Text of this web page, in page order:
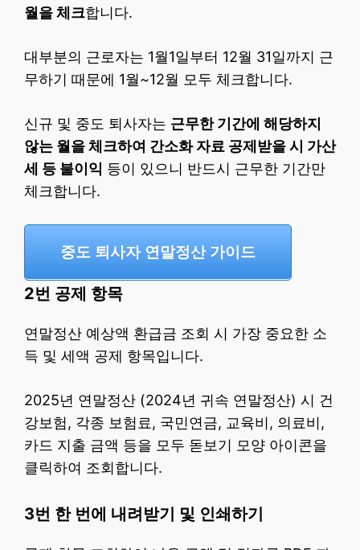
월을 체크합니다.
대부분의 근로자는 1월1일부터 12월 31일까지 근
무하기 때문에 1월~12월 모두 체크합니다.
신규 및 중도 퇴사자는 근무한 기간에 해당하지
않는 월을 체크하여 간소화 자료 공제받을 시 가산
세 등 불이익 등이 있으니 반드시 근무한 기간만
체크합니다.
중도 퇴사자 연말정산 가이드
2번 공제 항목
연말정산 예상액 환급금 조회 시 가장 중요한 소
득 및 세액 공제 항목입니다.
2025년 연말정산 (2024년 귀속 연말정산) 시 건
강보험, 각종 보험료, 국민연금, 교육비, 의료비,
카드 지출 금액 등을 모두 돋보기 모양 아이콘을
클릭하여 조회합니다.
3번 한 번에 내려받기 및 인쇄하기